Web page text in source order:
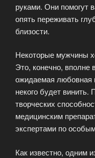
руками. Они помогут
опять переживать
близости.
Некоторые мужчины
Это, конечно, вполне
ожидаемая любовная
некого будет
творческих
медицинским
экспертами по
Как известно, одним